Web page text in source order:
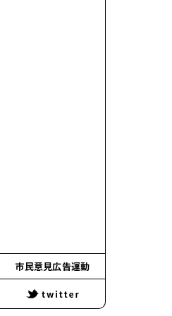
市民意見広告運動